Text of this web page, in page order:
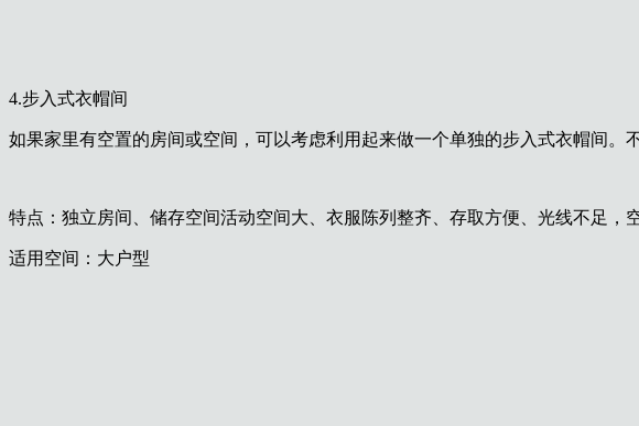
4.步入式衣帽间
如果家里有空置的房间或空间，可以考虑利用起来做一个单独的步入式衣帽间。
特点：独立房间、储存空间活动空间大、衣服陈列整齐、存取方便、光线不足，
适用空间：大户型